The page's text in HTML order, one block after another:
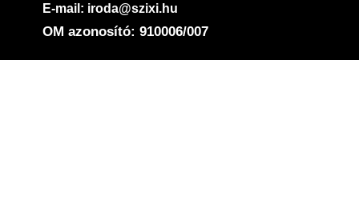
E-mail: iroda@szixi.hu
OM azonosító: 910006/007